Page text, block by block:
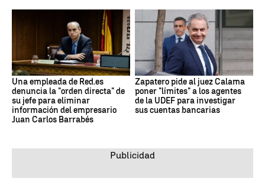
Una empleada de Red.es
denuncia la "orden directa" de
su jefe para eliminar
información del empresario
Juan Carlos Barrabés
Zapatero pide al juez Calama
poner "límites" a los agentes
de la UDEF para investigar
sus cuentas bancarias